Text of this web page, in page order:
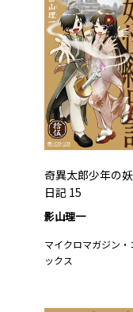
奇異太郎少年の
日記 15
影山理一
マイクロマガジン・
ックス